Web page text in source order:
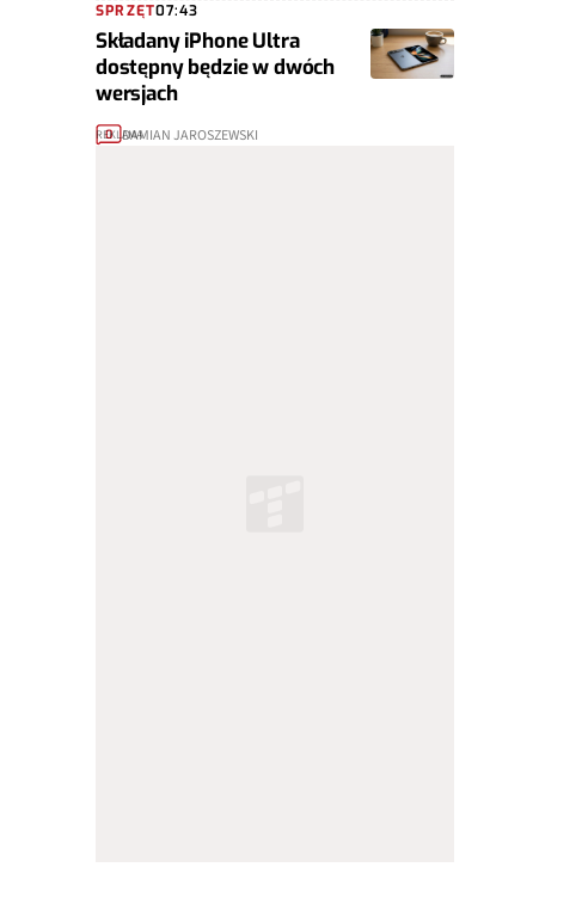
SPRZĘT07:43
Składany iPhone Ultra
dostępny będzie w dwóch
wersjach
0 DAMIAN JAROSZEWSKI